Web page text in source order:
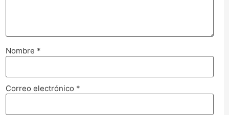
Nombre *
Correo electrónico *